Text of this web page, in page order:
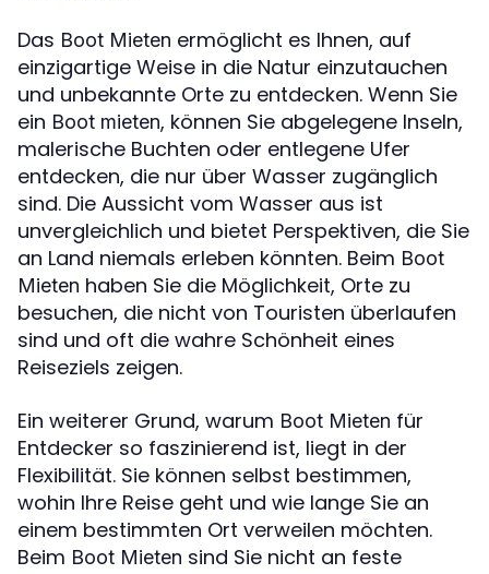
Das Boot Mieten ermöglicht es Ihnen, auf
einzigartige Weise in die Natur einzutauchen
und unbekannte Orte zu entdecken. Wenn Sie
ein Boot mieten, können Sie abgelegene Inseln,
malerische Buchten oder entlegene Ufer
entdecken, die nur über Wasser zugänglich
sind. Die Aussicht vom Wasser aus ist
unvergleichlich und bietet Perspektiven, die Sie
an Land niemals erleben könnten. Beim Boot
Mieten haben Sie die Möglichkeit, Orte zu
besuchen, die nicht von Touristen überlaufen
sind und oft die wahre Schönheit eines
Reiseziels zeigen.
Ein weiterer Grund, warum Boot Mieten für
Entdecker so faszinierend ist, liegt in der
Flexibilität. Sie können selbst bestimmen,
wohin Ihre Reise geht und wie lange Sie an
einem bestimmten Ort verweilen möchten.
Beim Boot Mieten sind Sie nicht an feste